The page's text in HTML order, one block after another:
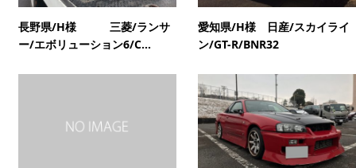
長野県/H様 三菱/ランサ
ー/エボリューション6/C...
愛知県/H様 日産/スカイライ
ン/GT-R/BNR32